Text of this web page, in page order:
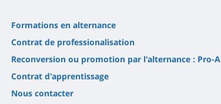
Formations en alternance
Contrat de professionalisation
Reconversion ou promotion par l'alternance : Pro-A
Contrat d'apprentissage
Nous contacter